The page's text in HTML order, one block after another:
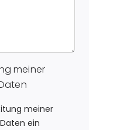
meiner
meiner
ein